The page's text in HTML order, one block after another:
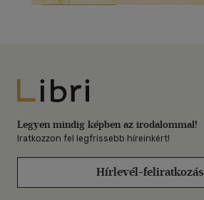
Libri
Legyen mindig képben az irodalommal!
Iratkozzon fel legfrissebb híreinkért!
Hírlevél-feliratkozás